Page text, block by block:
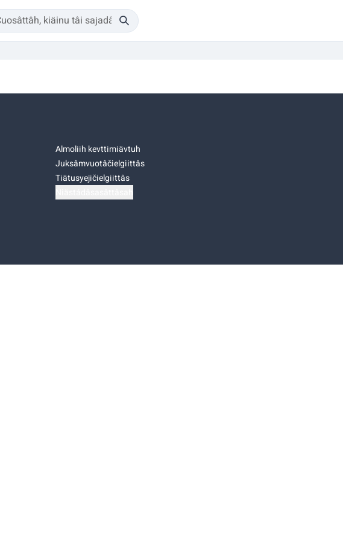
Almoliih kevttimiävtuh
Juksâmvuotâčielgiittâs
Tiätusyejičielgiittâs